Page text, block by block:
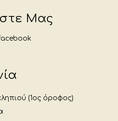
Μας
(1ος όροφος)